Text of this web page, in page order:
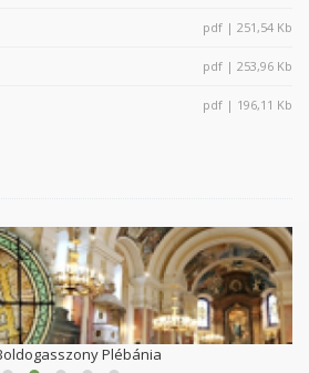
pdf | 251,54 Kb
pdf | 253,96 Kb
pdf | 196,11 Kb
Plébánia